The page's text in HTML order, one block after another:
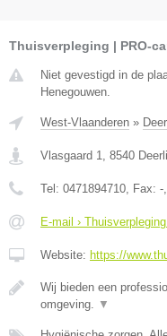
Thuisverpleging | PRO-
Niet gevestigd in de
Henegouwen.
West-Vlaanderen »
Vlasgaard 1 8540
Tel: 0471894710 , Fax: -
E-mail ›
Website: https://
Wij bieden een
omgeving.
▼